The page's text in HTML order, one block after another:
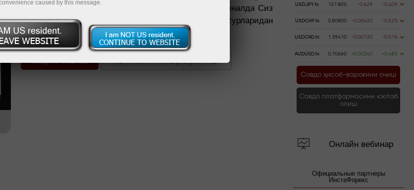
функционал ва воситалар тўпламига эга. Веб-терминалда Сиз
барча савдо воситалари ва ҳисоб-варақларининг турларидан
фойдаланишгиз мумкин.
Савдони бошлаш Терминалнинг бошқа версиялари
USDJPY.fx 157.805 -0.629 -0.40%
USDCHF.fx 0.80800 -0.00420 -0.52%
USDCAD.fx 1.39410 -0.00720 -0.51%
AUDUSD.fx 0.70660 +0.00340 +0.48%
Савдо ҳисоб-варағини очиш
Савдо платформасини юклаб
олиш
Онлайн вебинар
Официальные партнеры
ИнстаФорекс
caused by this message.